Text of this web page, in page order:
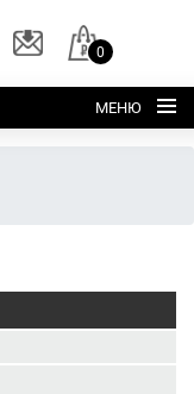
0
МЕНЮ